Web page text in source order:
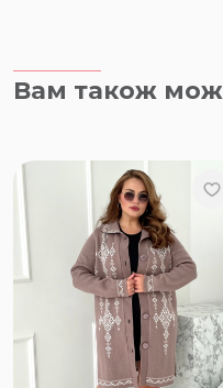
Вам також